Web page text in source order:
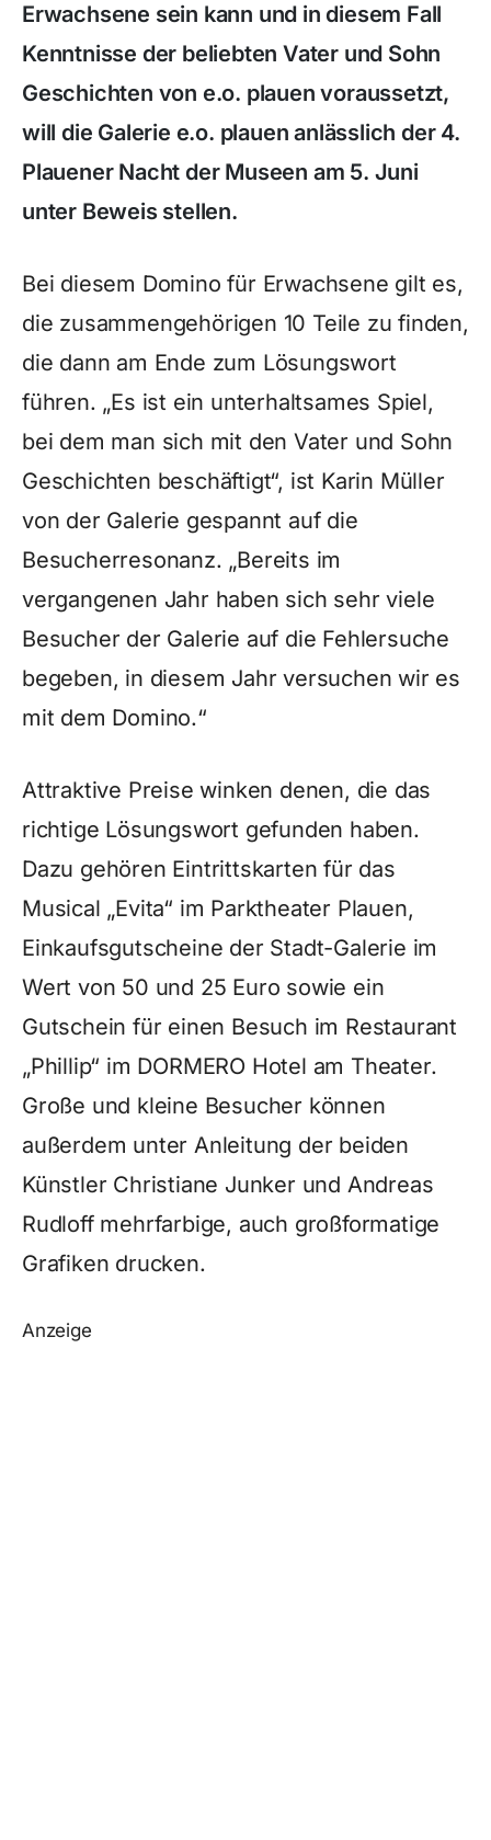
Erwachsene sein kann und in diesem Fall
Kenntnisse der beliebten Vater und Sohn
Geschichten von e.o. plauen voraussetzt,
will die Galerie e.o. plauen anlässlich der 4.
Plauener Nacht der Museen am 5. Juni
unter Beweis stellen.
Bei diesem Domino für Erwachsene gilt es,
die zusammengehörigen 10 Teile zu finden,
die dann am Ende zum Lösungswort
führen. „Es ist ein unterhaltsames Spiel,
bei dem man sich mit den Vater und Sohn
Geschichten beschäftigt“, ist Karin Müller
von der Galerie gespannt auf die
Besucherresonanz. „Bereits im
vergangenen Jahr haben sich sehr viele
Besucher der Galerie auf die Fehlersuche
begeben, in diesem Jahr versuchen wir es
mit dem Domino.“
Attraktive Preise winken denen, die das
richtige Lösungswort gefunden haben.
Dazu gehören Eintrittskarten für das
Musical „Evita“ im Parktheater Plauen,
Einkaufsgutscheine der Stadt-Galerie im
Wert von 50 und 25 Euro sowie ein
Gutschein für einen Besuch im Restaurant
„Phillip“ im DORMERO Hotel am Theater.
Große und kleine Besucher können
außerdem unter Anleitung der beiden
Künstler Christiane Junker und Andreas
Rudloff mehrfarbige, auch großformatige
Grafiken drucken.
Anzeige